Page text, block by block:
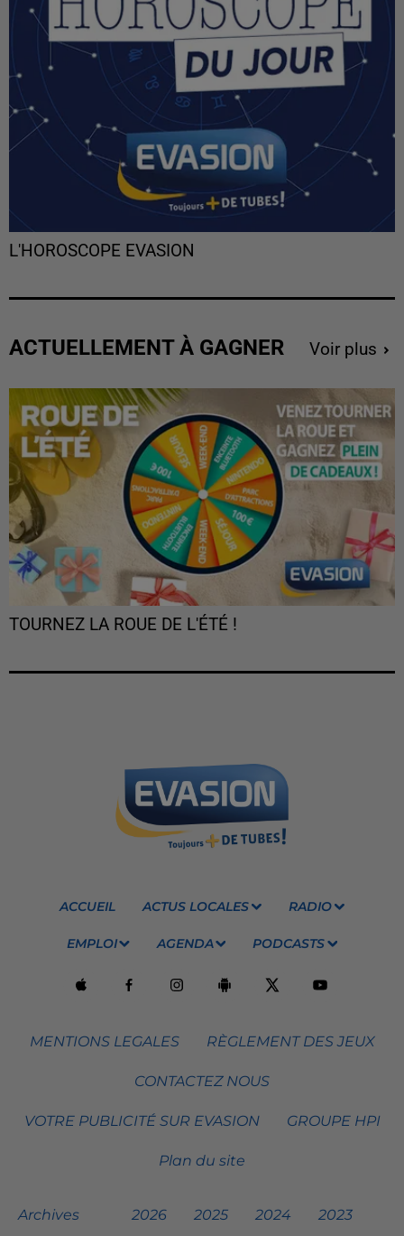
L'HOROSCOPE EVASION
ACTUELLEMENT À GAGNER Voir plus
TOURNEZ LA ROUE DE L'ÉTÉ !
ACCUEIL ACTUS LOCALES RADIO
EMPLOI AGENDA PODCASTS
MENTIONS LEGALES RÈGLEMENT DES JEUX
CONTACTEZ NOUS
VOTRE PUBLICITÉ SUR EVASION GROUPE HPI
Plan du site
Archives 2026 2025 2024 2023